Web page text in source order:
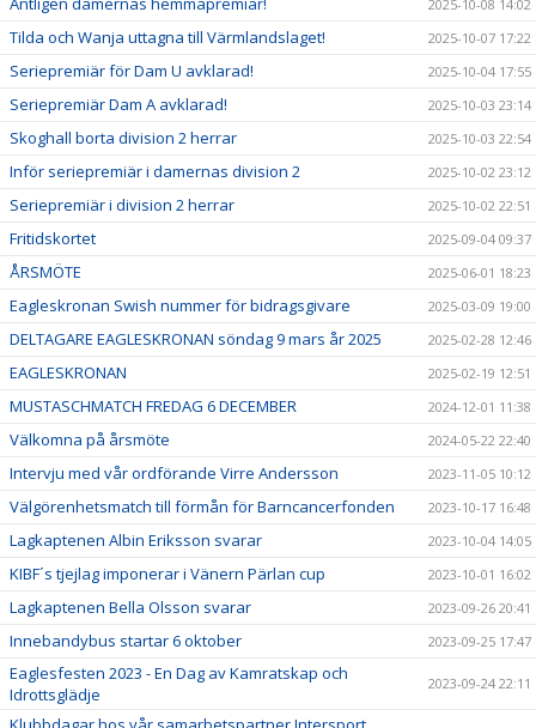
2025-10-08 14:02
Tilda och Wanja uttagna till Värmlandslaget! 2025-10-07 17:22
Seriepremiär för Dam U avklarad! 2025-10-04 17:55
Seriepremiär Dam A avklarad! 2025-10-03 23:14
Skoghall borta division 2 herrar 2025-10-03 22:54
Inför seriepremiär i damernas division 2 2025-10-02 23:12
Seriepremiär i division 2 herrar 2025-10-02 22:51
Fritidskortet 2025-09-04 09:37
ÅRSMÖTE 2025-06-01 18:23
Eagleskronan Swish nummer för bidragsgivare 2025-03-09 19:00
DELTAGARE EAGLESKRONAN söndag 9 mars år 2025 2025-02-28 12:46
EAGLESKRONAN 2025-02-19 12:51
MUSTASCHMATCH FREDAG 6 DECEMBER 2024-12-01 11:38
Välkomna på årsmöte 2024-05-22 22:40
Intervju med vår ordförande Virre Andersson 2023-11-05 10:12
Välgörenhetsmatch till förmån för Barncancerfonden 2023-10-17 16:48
Lagkaptenen Albin Eriksson svarar 2023-10-04 14:05
KIBF´s tjejlag imponerar i Vänern Pärlan cup 2023-10-01 16:02
Lagkaptenen Bella Olsson svarar 2023-09-26 20:41
Innebandybus startar 6 oktober 2023-09-25 17:47
Eaglesfesten 2023 - En Dag av Kamratskap och
Idrottsglädje
2023-09-24 22:11